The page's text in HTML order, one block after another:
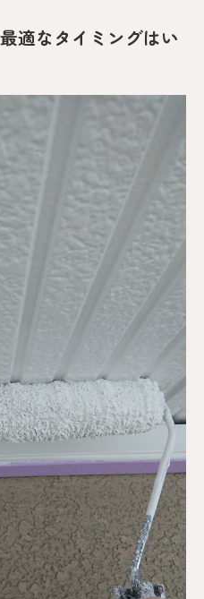
適なタイミングはい